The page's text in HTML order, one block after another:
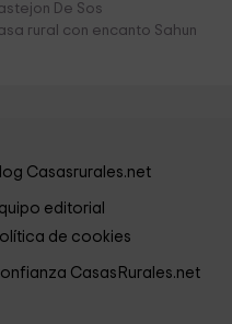
De Sos
rural con encanto Sahun
Casasrurales.net
editorial
de cookies
CasasRurales.net